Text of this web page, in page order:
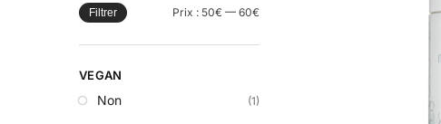
Filtrer Prix : 50€ — 60€
VEGAN
Non (1)